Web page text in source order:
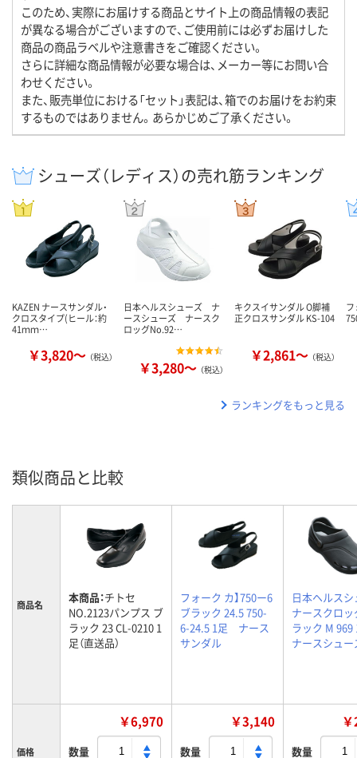
このため、実際にお届けする商品とサイト上の商品情報の表記
が異なる場合がございますので、ご使用前には必ずお届けした
商品の商品ラベルや注意書きをご確認ください。
さらに詳細な商品情報が必要な場合は、メーカー等にお問い合
わせください。
また、販売単位における「セット」表記は、箱でのお届けをお約束
するものではありません。あらかじめご了承ください。
シューズ（レディス）の売れ筋ランキング
KAZEN ナースサンダル・
クロスタイプ(ヒール：約
41ｍｍ…
￥3,820～ （税込）
日本ヘルスシューズ ナ
ースシューズ ナースク
ロッグNo.92…
￥3,280～ （税込）
キクスイサンダル O脚補
正クロスサンダル KS-104
￥2,861～ （税込）
ランキングをもっと見る
類似商品と比較
商品名 本商品：チトセ
NO.2123パンプス ブ
ラック 23 CL-0210 1
足（直送品）
フォーク カ】750ー6
ブラック 24.5 750-
6-24.5 1足 ナース
サンダル
日本ヘルス
ナースクロッ
ラック M
ナースシュー
価格
￥6,970
数量
￥3,140
数量 数量